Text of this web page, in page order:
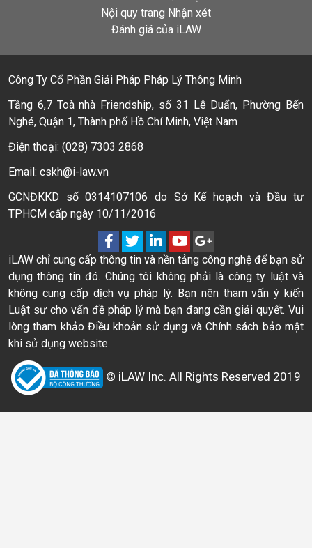
Nội quy trang Nhận xét
Đánh giá của iLAW
Công Ty Cổ Phần Giải Pháp Pháp Lý Thông Minh
Tầng 6,7 Toà nhà Friendship, số 31 Lê Duẩn, Phường Bến
Nghé, Quận 1, Thành phố Hồ Chí Minh, Việt Nam
Điện thoại: (028) 7303 2868
Email: cskh@i-law.vn
GCNĐKKD số 0314107106 do Sở Kế hoạch và Đầu tư
TPHCM cấp ngày 10/11/2016
iLAW chỉ cung cấp thông tin và nền tảng công nghệ để bạn sử
dụng thông tin đó. Chúng tôi không phải là công ty luật và
không cung cấp dịch vụ pháp lý. Bạn nên tham vấn ý kiến
Luật sư cho vấn đề pháp lý mà bạn đang cần giải quyết. Vui
lòng tham khảo Điều khoản sử dụng và Chính sách bảo mật
khi sử dụng website.
© iLAW Inc. All Rights Reserved 2019